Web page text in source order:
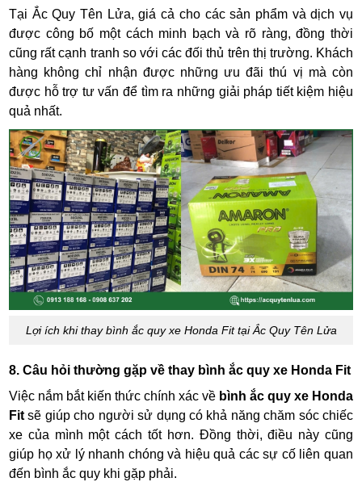
Tại Ắc Quy Tên Lửa, giá cả cho các sản phẩm và dịch vụ
được công bố một cách minh bạch và rõ ràng, đồng thời
cũng rất cạnh tranh so với các đối thủ trên thị trường. Khách
hàng không chỉ nhận được những ưu đãi thú vị mà còn
được hỗ trợ tư vấn để tìm ra những giải pháp tiết kiệm hiệu
quả nhất.
Lợi ích khi thay bình ắc quy xe Honda Fit tại Ắc Quy Tên Lửa
8. Câu hỏi thường gặp về thay bình ắc quy xe Honda Fit
Việc nắm bắt kiến thức chính xác về bình ắc quy xe Honda
Fit sẽ giúp cho người sử dụng có khả năng chăm sóc chiếc
xe của mình một cách tốt hơn. Đồng thời, điều này cũng
giúp họ xử lý nhanh chóng và hiệu quả các sự cố liên quan
đến bình ắc quy khi gặp phải.